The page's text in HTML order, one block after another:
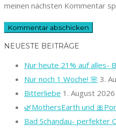
meinen nächsten Kommentar
NEUESTE BEITRÄGE
Nur heute 21% auf alles-
Nur noch 1 Woche! 🌸 3.
Bitterliebe 1. August 2026
🌿MothersEarth und
Bad Schandau- perfekter